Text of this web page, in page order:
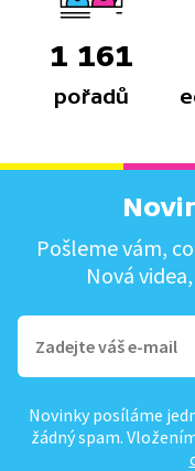
1 161
pořadů
Pošleme vám,
Nová
Novinky posíláme
žádný spam.